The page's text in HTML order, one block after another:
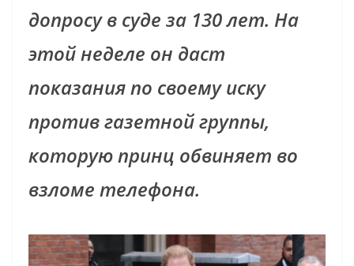
допросу в суде за 130 лет. На
этой неделе он даст
показания по своему иску
против газетной группы,
которую принц обвиняет во
взломе телефона.